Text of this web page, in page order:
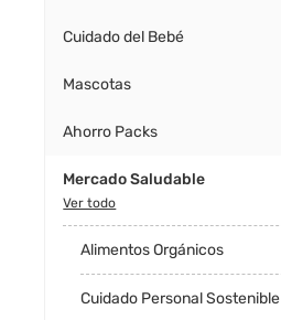
Cuidado del Bebé
Mascotas
Ahorro Packs
Mercado Saludable
Ver todo
Alimentos Orgánicos
Cuidado Personal Sostenible